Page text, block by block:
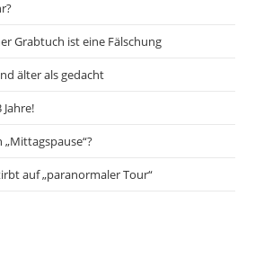
Grabtuch ist eine Fälschung
älter als gedacht
auf „paranormaler Tour“